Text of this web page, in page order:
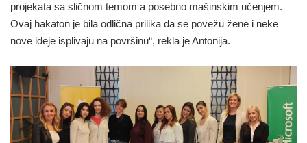
projekata sa sličnom temom a posebno mašinskim učenjem.
Ovaj hakaton je bila odlična prilika da se povežu žene i neke
nove ideje isplivaju na površinu“, rekla je Antonija.